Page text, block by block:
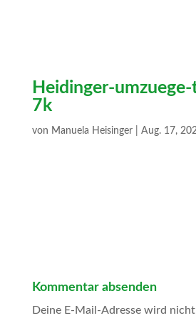
Heidinger-
7k
von Manuela Heisinger| Aug. 17,
Kommentar absenden
Deine E-Mail-Adresse wird